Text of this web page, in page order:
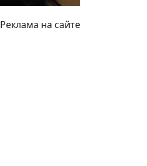
Реклама на сайте